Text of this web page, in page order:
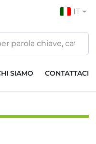
IT
CHI SIAMO CONTATTACI